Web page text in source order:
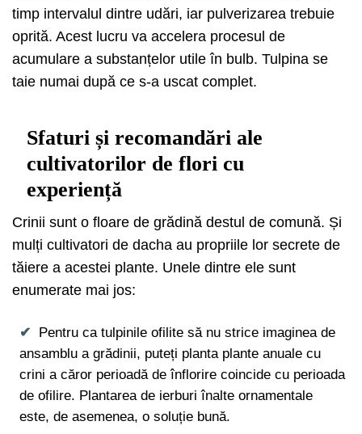
timp intervalul dintre udări, iar pulverizarea trebuie
oprită. Acest lucru va accelera procesul de
acumulare a substanțelor utile în bulb. Tulpina se
taie numai după ce s-a uscat complet.
Sfaturi și recomandări ale
cultivatorilor de flori cu
experiență
Crinii sunt o floare de grădină destul de comună. Și
mulți cultivatori de dacha au propriile lor secrete de
tăiere a acestei plante. Unele dintre ele sunt
enumerate mai jos:
Pentru ca tulpinile ofilite să nu strice imaginea de
ansamblu a grădinii, puteți planta plante anuale cu
crini a căror perioadă de înflorire coincide cu perioada
de ofilire. Plantarea de ierburi înalte ornamentale
este, de asemenea, o soluție bună.